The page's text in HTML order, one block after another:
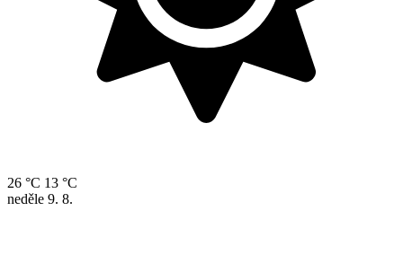
26 °C 13 °C
neděle 9. 8.